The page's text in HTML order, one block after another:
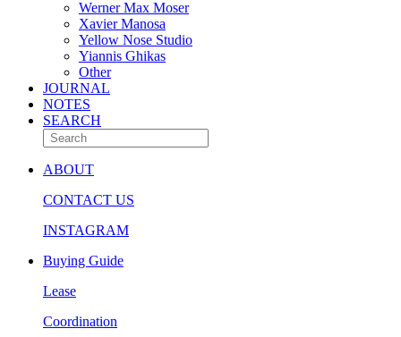
Werner Max Moser
Xavier Manosa
Yellow Nose Studio
Yiannis Ghikas
Other
JOURNAL
NOTES
SEARCH
ABOUT
CONTACT US
INSTAGRAM
Buying Guide
Lease
Coordination